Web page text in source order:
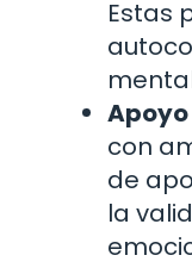
Estas
con
de
la